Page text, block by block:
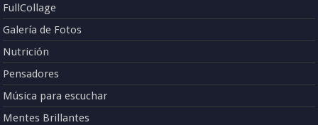
FullCollage
Galería de Fotos
Nutrición
Pensadores
Música para escuchar
Mentes Brillantes